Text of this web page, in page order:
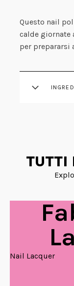
Questo nail
calde giornate
per prepararsi
TUTTI
Nail Lacquer